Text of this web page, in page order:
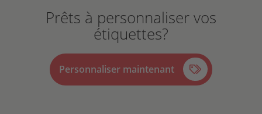
Prêts à personnaliser vos
étiquettes?
Personnaliser maintenant